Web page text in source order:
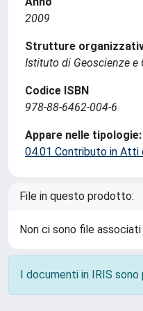
2009
Strutture
Istituto di Geoscienze e
Codice ISBN
978-88-6462-004-6
Appare nelle tipologie:
04.01 Contributo in Atti
File in questo prodotto:
Non ci sono file
I documenti in IRIS